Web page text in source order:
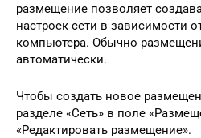
размещение позволяет
настроек сети в зависимости
компьютера. Обычно
автоматически.
Чтобы создать новое
разделе «Сеть» в поле
«Редактировать размещение».